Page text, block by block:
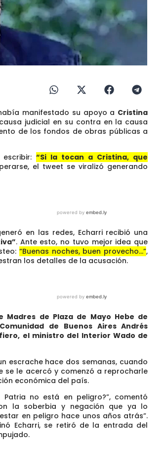
manifestado su apoyo a Cristina
judicial en su contra en la causa
de los fondos de obras públicas a
“Si la tocan a Cristina, que
el tweet se viralizó generando
en las redes, Echarri recibió una
. Ante esto, no tuvo mejor idea que
“Buenas noches, buen provecho…”,
los detalles de la acusación.
de Plaza de Mayo Hebe de
de Buenos Aires Andrés
el ministro del Interior Wado de
escrache hace dos semanas, cuando
se le acercó y comenzó a reprocharle
económica del país.
no está en peligro?”, comentó
la soberbia y negación que ya lo
en peligro hace unos años atrás”.
Echarri, se retiró de la entrada del